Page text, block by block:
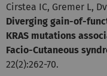
Cirstea IC, Gremer L,
Diverging gain-of-
KRAS mutations
Facio-Cutaneous
22(2):262-70.